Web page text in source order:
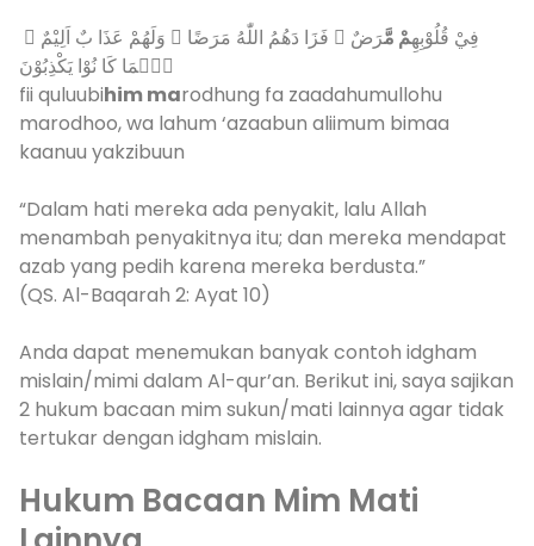
فِيْ قُلُوْبِهِمْ مَّرَضٌ ۙ فَزَا دَهُمُ اللّٰهُ مَرَضًا ۚ وَلَهُمْ عَذَا بٌ اَلِيْمٌ ۙ
بِۢمَا كَا نُوْا يَكْذِبُوْنَ
fii quluubihim marodhung fa zaadahumullohu
marodhoo, wa lahum ‘azaabun aliimum bimaa
kaanuu yakzibuun
“Dalam hati mereka ada penyakit, lalu Allah
menambah penyakitnya itu; dan mereka mendapat
azab yang pedih karena mereka berdusta.”
(QS. Al-Baqarah 2: Ayat 10)
Anda dapat menemukan banyak contoh idgham
mislain/mimi dalam Al-qur’an. Berikut ini, saya sajikan
2 hukum bacaan mim sukun/mati lainnya agar tidak
tertukar dengan idgham mislain.
Hukum Bacaan Mim Mati